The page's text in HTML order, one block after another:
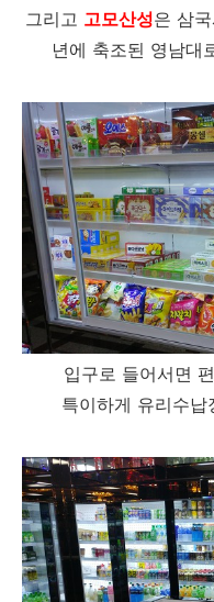
그리고 고모산성은 삼
년에 축조된 영남대
입구로 들어서면
특이하게 유리수